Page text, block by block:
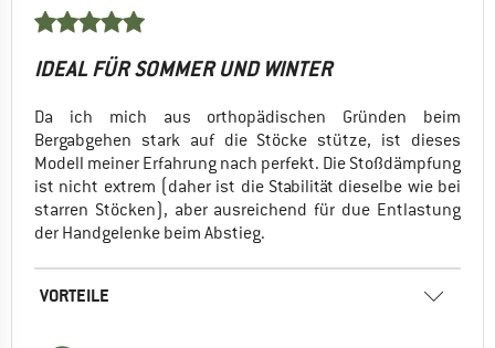
IDEAL FÜR SOMMER UND WINTER
Da ich mich aus orthopädischen Gründen beim
Bergabgehen stark auf die Stöcke stütze, ist dieses
Modell meiner Erfahrung nach perfekt. Die Stoßdämpfung
ist nicht extrem (daher ist die Stabilität dieselbe wie bei
starren Stöcken), aber ausreichend für due Entlastung
der Handgelenke beim Abstieg.
VORTEILE